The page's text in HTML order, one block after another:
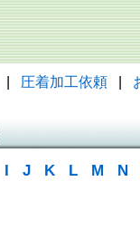
圧着加工依頼
I J K L M N